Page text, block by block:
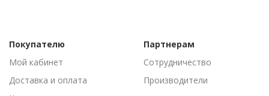
Покупателю
Мой кабинет
Доставка и оплата
Партнерам
Сотрудничество
Производители